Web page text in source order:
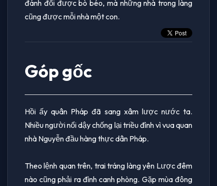
đánh đổi được bò béo, mà những nhà trong làng
cũng được mỗi nhà một con.
Góp gốc
Hồi ấy quân Pháp đã sang xâm lược nước ta.
Nhiều người nổi dậy chống lại triều đình vì vua quan
nhà Nguyễn đầu hàng thực dân Pháp.
Theo lệnh quan trên, trai tráng làng yên Lược đêm
nào cũng phải ra đình canh phòng. Gặp mùa đông